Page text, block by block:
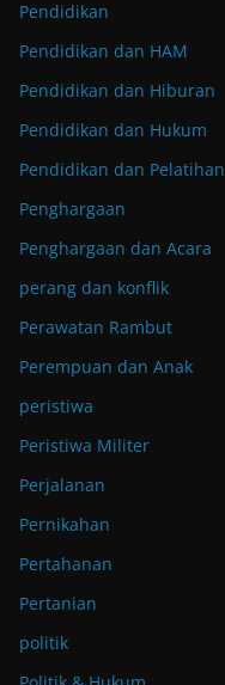
Pendidikan
Pendidikan dan HAM
Pendidikan dan Hiburan
Pendidikan dan Hukum
Pendidikan dan Pelatihan
Penghargaan
Penghargaan dan Acara
perang dan konflik
Perawatan Rambut
Perempuan dan Anak
peristiwa
Peristiwa Militer
Perjalanan
Pernikahan
Pertahanan
Pertanian
politik